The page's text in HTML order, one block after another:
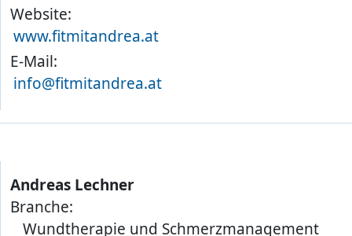
Website:
www.fitmitandrea.at
E-Mail:
info@fitmitandrea.at
Andreas Lechner
Branche:
Wundtherapie und Schmerzmanagement